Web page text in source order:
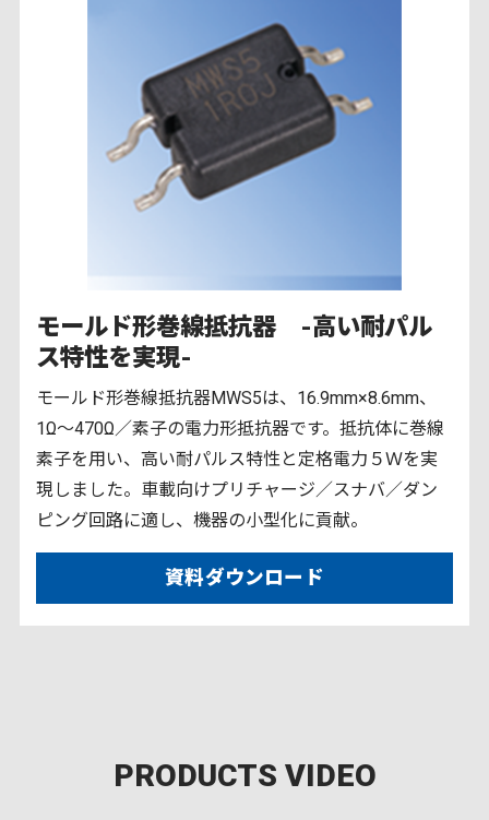
モールド形巻線抵抗器 -高い耐パル
ス特性を実現-
モールド形巻線抵抗器MWS5は、16.9mm×8.6mm、
1Ω～470Ω／素子の電力形抵抗器です。抵抗体に巻線
素子を用い、高い耐パルス特性と定格電力５Ｗを実
現しました。車載向けプリチャージ／スナバ／ダン
ピング回路に適し、機器の小型化に貢献。
資料ダウンロード
PRODUCTS VIDEO